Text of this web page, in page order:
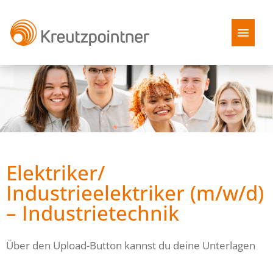
Stellenangebote
Benefits
FAQ
Elektriker/
Industrieelektriker (m/w/d)
– Industrietechnik
Über den Upload-Button kannst du deine Unterlagen